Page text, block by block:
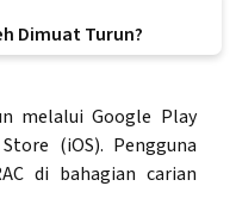
Dimuat Turun?
melalui Google Play
(iOS). Pengguna
di bahagian carian